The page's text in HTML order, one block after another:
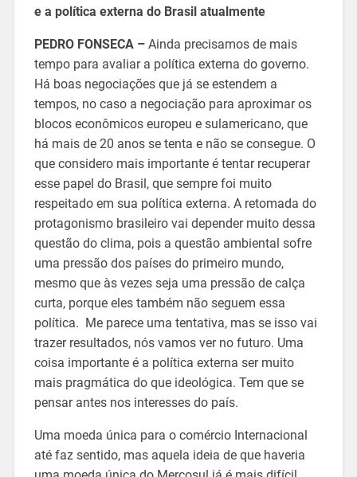
e a política externa do Brasil atualmente
PEDRO FONSECA – Ainda precisamos de mais
tempo para avaliar a política externa do governo.
Há boas negociações que já se estendem a
tempos, no caso a negociação para aproximar os
blocos econômicos europeu e sulamericano, que
há mais de 20 anos se tenta e não se consegue. O
que considero mais importante é tentar recuperar
esse papel do Brasil, que sempre foi muito
respeitado em sua política externa. A retomada do
protagonismo brasileiro vai depender muito dessa
questão do clima, pois a questão ambiental sofre
uma pressão dos países do primeiro mundo,
mesmo que às vezes seja uma pressão de calça
curta, porque eles também não seguem essa
política. Me parece uma tentativa, mas se isso vai
trazer resultados, nós vamos ver no futuro. Uma
coisa importante é a política externa ser muito
mais pragmática do que ideológica. Tem que se
pensar antes nos interesses do país.
Uma moeda única para o comércio Internacional
até faz sentido, mas aquela ideia de que haveria